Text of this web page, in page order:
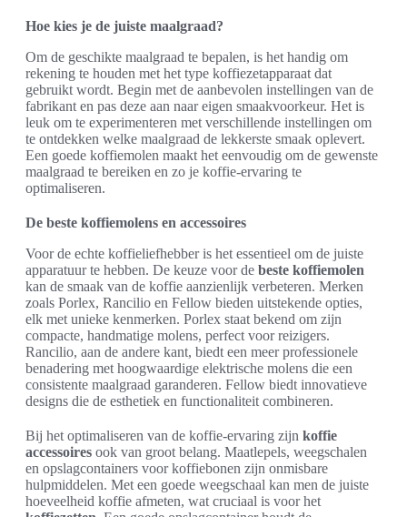
Hoe kies je de juiste maalgraad?
Om de geschikte maalgraad te bepalen, is het handig om
rekening te houden met het type koffiezetapparaat dat
gebruikt wordt. Begin met de aanbevolen instellingen van de
fabrikant en pas deze aan naar eigen smaakvoorkeur. Het is
leuk om te experimenteren met verschillende instellingen om
te ontdekken welke maalgraad de lekkerste smaak oplevert.
Een goede koffiemolen maakt het eenvoudig om de gewenste
maalgraad te bereiken en zo je koffie-ervaring te
optimaliseren.
De beste koffiemolens en accessoires
Voor de echte koffieliefhebber is het essentieel om de juiste
apparatuur te hebben. De keuze voor de beste koffiemolen
kan de smaak van de koffie aanzienlijk verbeteren. Merken
zoals Porlex, Rancilio en Fellow bieden uitstekende opties,
elk met unieke kenmerken. Porlex staat bekend om zijn
compacte, handmatige molens, perfect voor reizigers.
Rancilio, aan de andere kant, biedt een meer professionele
benadering met hoogwaardige elektrische molens die een
consistente maalgraad garanderen. Fellow biedt innovatieve
designs die de esthetiek en functionaliteit combineren.
Bij het optimaliseren van de koffie-ervaring zijn koffie
accessoires ook van groot belang. Maatlepels, weegschalen
en opslagcontainers voor koffiebonen zijn onmisbare
hulpmiddelen. Met een goede weegschaal kan men de juiste
hoeveelheid koffie afmeten, wat cruciaal is voor het